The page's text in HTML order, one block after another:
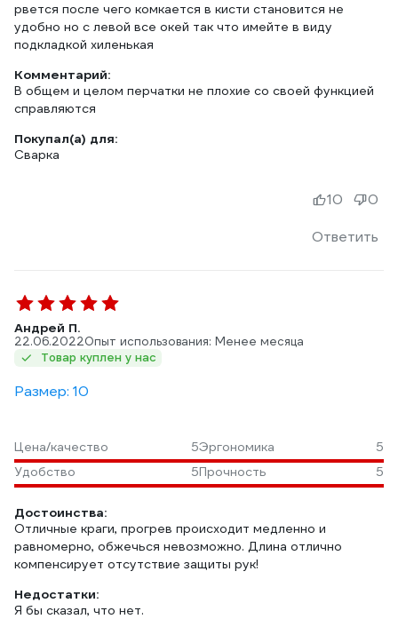
рвется после чего комкается в кисти становится не
удобно но с левой все окей так что имейте в виду
подкладкой хиленькая
Комментарий:
В общем и целом перчатки не плохие со своей функцией
справляются
Покупал(а) для:
Сварка
Ответить
10 0
Андрей П.
22.06.2022Опыт использования: Менее месяца
Товар куплен у нас
Размер: 10
Цена/качество 5Эргономика
5
Удобство
5Прочность 5
Достоинства:
Отличные краги, прогрев происходит медленно и
равномерно, обжечься невозможно. Длина отлично
компенсирует отсутствие защиты рук!
Недостатки:
Я бы сказал, что нет.